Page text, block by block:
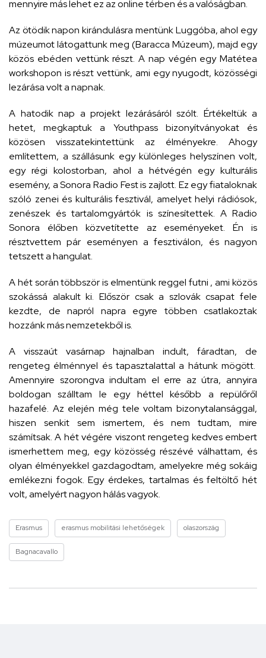
mennyire más lehet ez az online térben és a valóságban.
Az ötödik napon kirándulásra mentünk Luggóba, ahol egy
múzeumot látogattunk meg (Baracca Múzeum), majd egy
közös ebéden vettünk részt. A nap végén egy Matétea
workshopon is részt vettünk, ami egy nyugodt, közösségi
lezárása volt a napnak.
A hatodik nap a projekt lezárásáról szólt. Értékeltük a
hetet, megkaptuk a Youthpass bizonyítványokat és
közösen visszatekintettünk az élményekre. Ahogy
említettem, a szállásunk egy különleges helyszínen volt,
egy régi kolostorban, ahol a hétvégén egy kulturális
esemény, a Sonora Radio Fest is zajlott. Ez egy fiataloknak
szóló zenei és kulturális fesztivál, amelyet helyi rádiósok,
zenészek és tartalomgyártók is színesítettek. A Radio
Sonora élőben közvetítette az eseményeket. Én is
résztvettem pár eseményen a fesztiválon, és nagyon
tetszett a hangulat.
A hét során többször is elmentünk reggel futni , ami közös
szokássá alakult ki. Először csak a szlovák csapat fele
kezdte, de napról napra egyre többen csatlakoztak
hozzánk más nemzetekből is.
A visszaút vasárnap hajnalban indult, fáradtan, de
rengeteg élménnyel és tapasztalattal a hátunk mögött.
Amennyire szorongva indultam el erre az útra, annyira
boldogan szálltam le egy héttel később a repülőről
hazafelé. Az elején még tele voltam bizonytalansággal,
hiszen senkit sem ismertem, és nem tudtam, mire
számítsak. A hét végére viszont rengeteg kedves embert
ismerhettem meg, egy közösség részévé válhattam, és
olyan élményekkel gazdagodtam, amelyekre még sokáig
emlékezni fogok. Egy érdekes, tartalmas és feltöltő hét
volt, amelyért nagyon hálás vagyok.
Erasmus erasmus mobilitási lehetőségek olaszország
Bagnacavallo